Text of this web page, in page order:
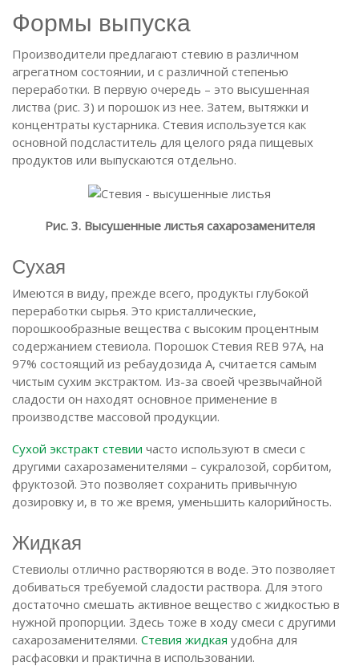
Формы выпуска
Производители предлагают стевию в различном
агрегатном состоянии, и с различной степенью
переработки. В первую очередь – это высушенная
листва (рис. 3) и порошок из нее. Затем, вытяжки и
концентраты кустарника. Стевия используется как
основной подсластитель для целого ряда пищевых
продуктов или выпускаются отдельно.
Рис. 3. Высушенные листья сахарозаменителя
Сухая
Имеются в виду, прежде всего, продукты глубокой
переработки сырья. Это кристаллические,
порошкообразные вещества с высоким процентным
содержанием стевиола. Порошок Стевия REB 97A, на
97% состоящий из ребаудозида А, считается самым
чистым сухим экстрактом. Из-за своей чрезвычайной
сладости он находят основное применение в
производстве массовой продукции.
Сухой экстракт стевии часто используют в смеси с
другими сахарозаменителями – сукралозой, сорбитом,
фруктозой. Это позволяет сохранить привычную
дозировку и, в то же время, уменьшить калорийность.
Жидкая
Стевиолы отлично растворяются в воде. Это позволяет
добиваться требуемой сладости раствора. Для этого
достаточно смешать активное вещество с жидкостью в
нужной пропорции. Здесь тоже в ходу смеси с другими
сахарозаменителями. Стевия жидкая удобна для
расфасовки и практична в использовании.